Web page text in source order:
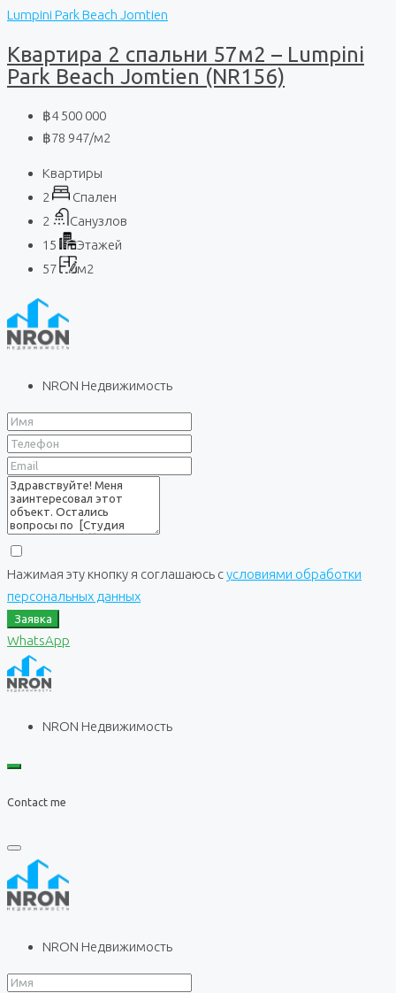
Lumpini Park Beach Jomtien
Квартира 2 спальни 57м2 – Lumpini
Park Beach Jomtien (NR156)
฿4 500 000
฿78 947/м2
Квартиры
2
Спален
2
Санузлов
15
Этажей
57
м2
NRON Недвижимость
Нажимая эту кнопку я соглашаюсь сусловиями обработки
персональных данных
Заявка
WhatsApp
NRON Недвижимость
Contact me
NRON Недвижимость